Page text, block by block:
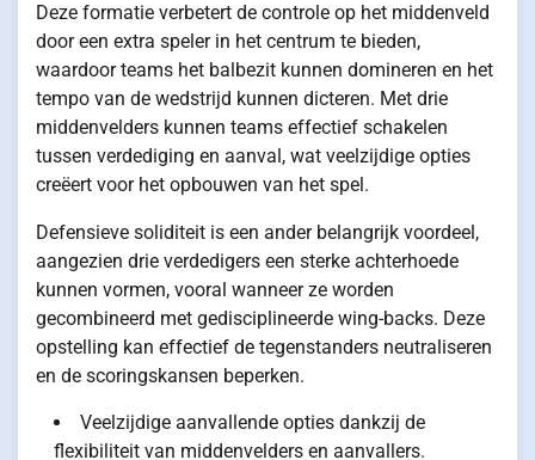
Deze formatie verbetert de controle op het middenveld
door een extra speler in het centrum te bieden,
waardoor teams het balbezit kunnen domineren en het
tempo van de wedstrijd kunnen dicteren. Met drie
middenvelders kunnen teams effectief schakelen
tussen verdediging en aanval, wat veelzijdige opties
creëert voor het opbouwen van het spel.
Defensieve soliditeit is een ander belangrijk voordeel,
aangezien drie verdedigers een sterke achterhoede
kunnen vormen, vooral wanneer ze worden
gecombineerd met gedisciplineerde wing-backs. Deze
opstelling kan effectief de tegenstanders neutraliseren
en de scoringskansen beperken.
Veelzijdige aanvallende opties dankzij de
flexibiliteit van middenvelders en aanvallers.